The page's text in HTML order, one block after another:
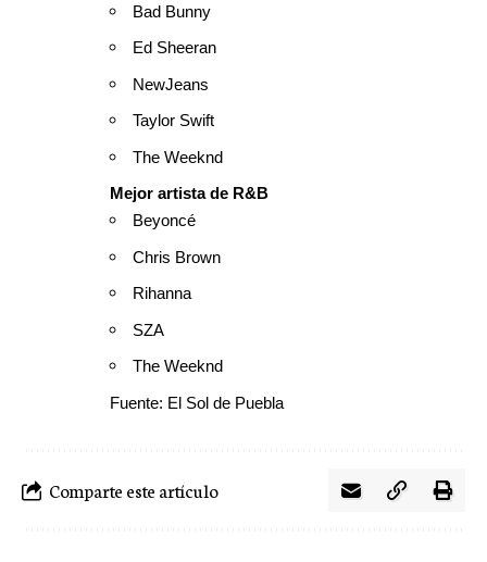
Bad Bunny
Ed Sheeran
NewJeans
Taylor Swift
The Weeknd
Mejor artista de R&B
Beyoncé
Chris Brown
Rihanna
SZA
The Weeknd
Fuente: El Sol de Puebla
Comparte este artículo